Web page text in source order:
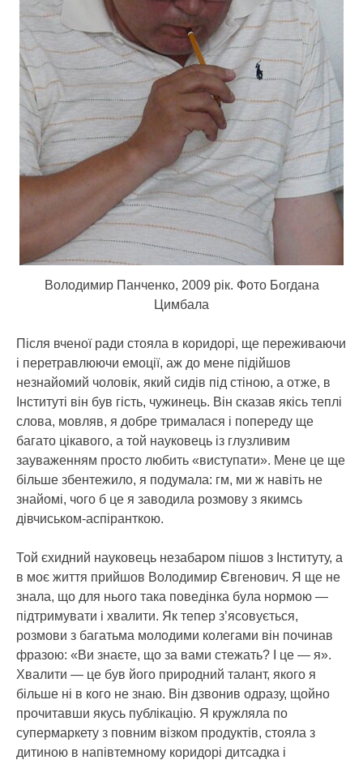
Володимир Панченко, 2009 рік. Фото Богдана
Цимбала
Після вченої ради стояла в коридорі, ще переживаючи
і перетравлюючи емоції, аж до мене підійшов
незнайомий чоловік, який сидів під стіною, а отже, в
Інституті він був гість, чужинець. Він сказав якісь теплі
слова, мовляв, я добре трималася і попереду ще
багато цікавого, а той науковець із глузливим
зауваженням просто любить «виступати». Мене це ще
більше збентежило, я подумала: гм, ми ж навіть не
знайомі, чого б це я заводила розмову з якимсь
дівчиськом-аспіранткою.
Той єхидний науковець незабаром пішов з Інституту, а
в моє життя прийшов Володимир Євгенович. Я ще не
знала, що для нього така поведінка була нормою —
підтримувати і хвалити. Як тепер з’ясовується,
розмови з багатьма молодими колегами він починав
фразою: «Ви знаєте, що за вами стежать? І це — я».
Хвалити — це був його природний талант, якого я
більше ні в кого не знаю. Він дзвонив одразу, щойно
прочитавши якусь публікацію. Я кружляла по
супермаркету з повним візком продуктів, стояла з
дитиною в напівтемному коридорі дитсадка і